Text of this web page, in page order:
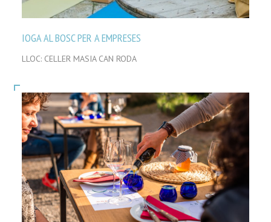
IOGA AL BOSC PER A EMPRESES
LLOC: CELLER MASIA CAN RODA